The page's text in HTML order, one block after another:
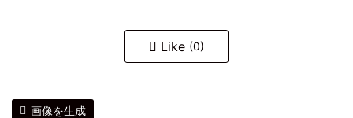
Like (0)
画像を生成